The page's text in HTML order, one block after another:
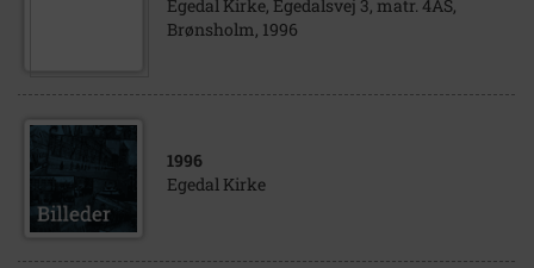
Egedal Kirke, Egedalsvej 3, matr. 4AS,
Brønsholm, 1996
1996
Egedal Kirke